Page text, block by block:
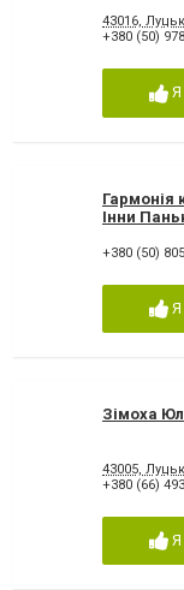
43016,
+380 (50)
Я
Гармонія
Інни
+380 (50)
Я
Зімоха
43005,
+380 (66)
Я